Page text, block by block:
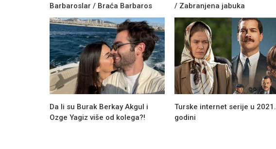
Barbaroslar / Braća Barbaros
/ Zabranjena jabuka
Da li su Burak Berkay Akgul i
Ozge Yagiz više od kolega?!
Turske internet serije u 2021.
godini